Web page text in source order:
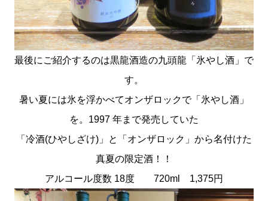
最後にご紹介するのは黒龍酒造の九頭龍「氷やし酒」で
す。
暑い夏には氷を浮かべてオンザロックで「氷やし酒」
を。1997 年まで発売していた
「冷酒(ひやしざけ)」と「オンザロック」から名付けた
真夏の限定酒！！
アルコール度数 18度 720ml 1,375円